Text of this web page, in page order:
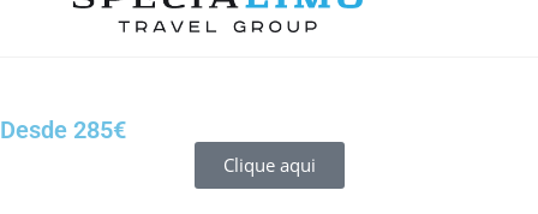
VISITE PRIVÉE QUELUZ – MAFRA –
Desde 285€
Clique aqui